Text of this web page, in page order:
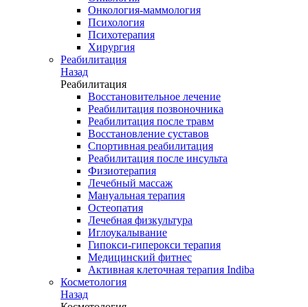
Онкология-маммология
Психология
Психотерапия
Хирургия
Реабилитация
Назад
Реабилитация
Восстановительное лечение
Реабилитация позвоночника
Реабилитация после травм
Восстановление суставов
Спортивная реабилитация
Реабилитация после инсульта
Физиотерапия
Лечебный массаж
Мануальная терапия
Остеопатия
Лечебная физкультура
Иглоукалывание
Гипокси-гиперокси терапия
Медицинский фитнес
Активная клеточная терапия Indiba
Косметология
Назад